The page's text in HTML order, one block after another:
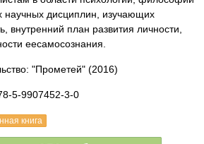
научных дисциплин, изучающих
внутренний план развития личности,
еесамосознания.
"Прометей" (2016)
5-9907452-3-0
книга